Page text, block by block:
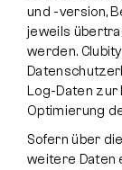
und -version,
jeweils
werden.
Log-Daten
Optimierung
Sofern über
weitere Daten